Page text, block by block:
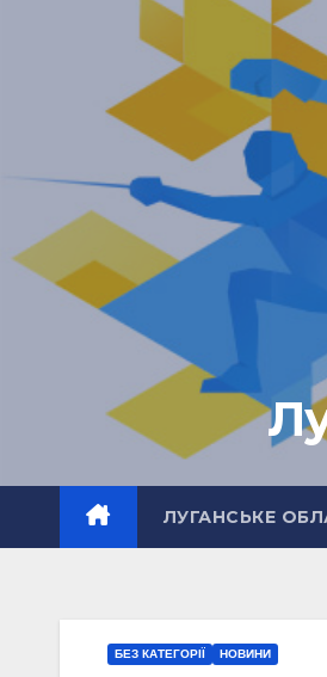
ЛУГАНСЬКЕ
БЕЗ КАТЕГОРІЇ НОВИНИ